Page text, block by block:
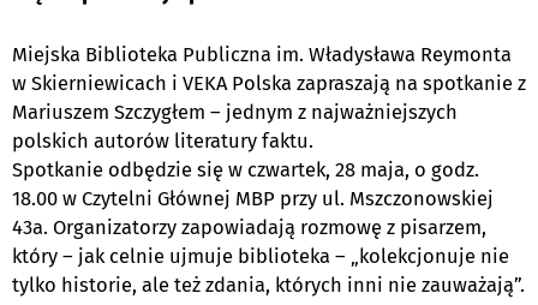
Miejska Biblioteka Publiczna im. Władysława Reymonta
w Skierniewicach i VEKA Polska zapraszają na spotkanie z
Mariuszem Szczygłem – jednym z najważniejszych
polskich autorów literatury faktu.
Spotkanie odbędzie się w czwartek, 28 maja, o godz.
18.00 w Czytelni Głównej MBP przy ul. Mszczonowskiej
43a. Organizatorzy zapowiadają rozmowę z pisarzem,
który – jak celnie ujmuje biblioteka – „kolekcjonuje nie
tylko historie, ale też zdania, których inni nie zauważają”.